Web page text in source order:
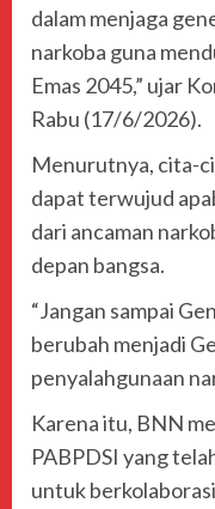
dalam menjaga
narkoba guna
Emas 2045,” ujar
Rabu (17/6/2026).
Menurutnya, cita-
dapat terwujud
dari ancaman
depan bangsa.
“Jangan sampai
berubah menjadi
penyalahgunaan
Karena itu, BNN
PABPDSI yang
untuk